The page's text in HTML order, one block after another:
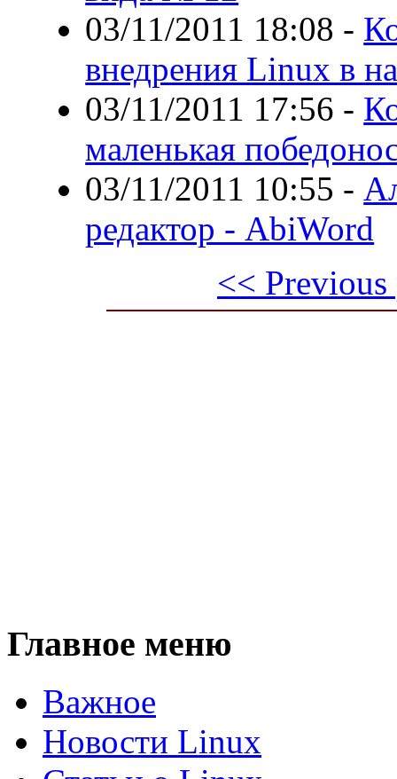
03/11/2011 18:08 -
внедрения Linux в
03/11/2011 17:56 -
маленькая
03/11/2011 10:55 -
редактор - AbiWord
<< Previous
Главное меню
Важное
Новости Linux